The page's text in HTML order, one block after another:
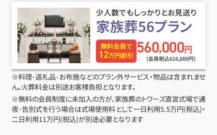
少人数でもしっかりとお見送り
家族葬56プラン
無料会員で
12万円割引 560,000円
(会員税込616,000円)
※料理･返礼品･お布施などのプラン外サービス・物品は含まれませ
ん。火葬料金は別途お客様負担となります。
※無料の会員制度に未加入の方が、家族葬のトワーズ直営式場で通
夜･告別式を行う場合は式場使用料として一日利用5.5万円(税込)・
二日利用11万円(税込)が別途必要となります